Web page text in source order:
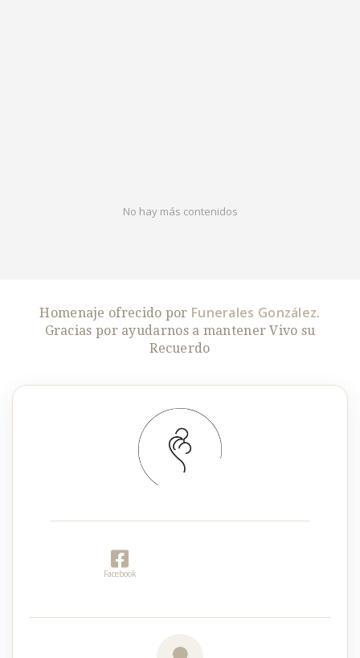
No hay más contenidos
Homenaje ofrecido por Funerales González.
Gracias por ayudarnos a mantener Vivo su
Recuerdo
Facebook